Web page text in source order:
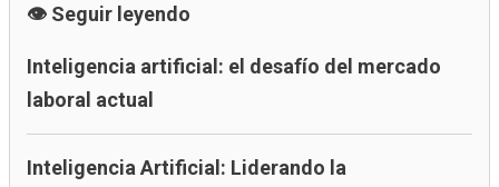
Seguir leyendo
Inteligencia artificial: el desafío del mercado
laboral actual
Inteligencia Artificial: Liderando la